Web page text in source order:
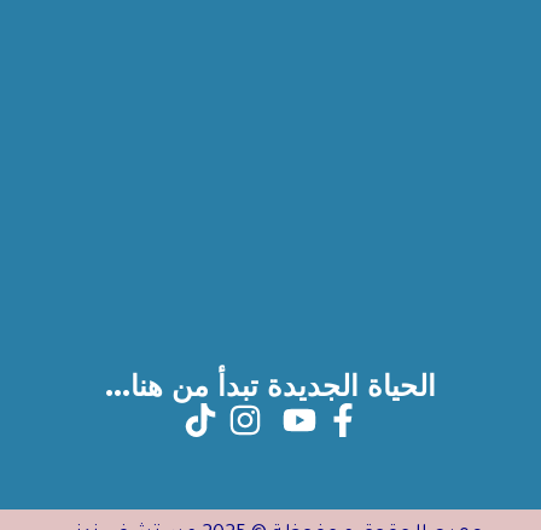
الحياة الجديدة تبدأ من هنا...